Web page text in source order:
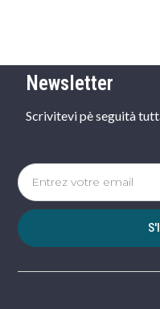
Newsletter
Scrivitevi pè seguità